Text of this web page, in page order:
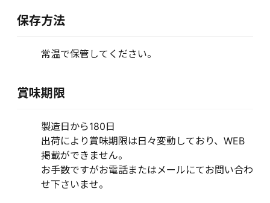
保存方法
常温で保管してください。
賞味期限
製造日から180日
出荷により賞味期限は日々変動しており、WEB
掲載ができません。
お手数ですがお電話またはメールにてお問い合わ
せ下さいませ。